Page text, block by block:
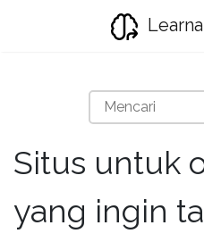
Situs untuk
yang ingin